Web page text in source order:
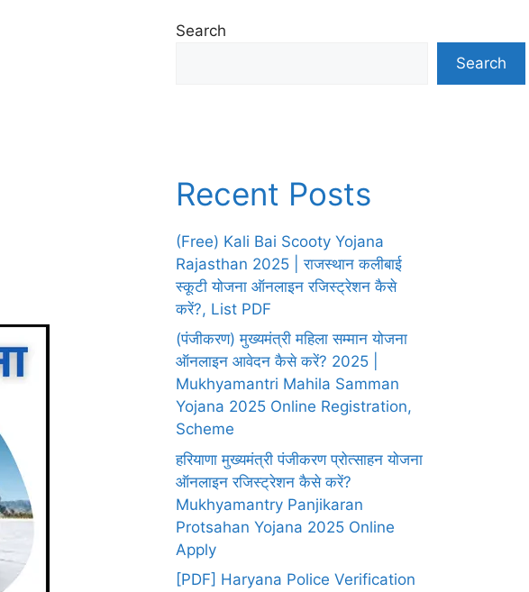
Search
Search
Recent Posts
(Free) Kali Bai Scooty Yojana
Rajasthan 2025 | राजस्थान कलीबाई
स्कूटी योजना ऑनलाइन रजिस्ट्रेशन कैसे
करें?, List PDF
(पंजीकरण) मुख्यमंत्री महिला सम्मान योजना
ऑनलाइन आवेदन कैसे करें? 2025 |
Mukhyamantri Mahila Samman
Yojana 2025 Online Registration,
Scheme
हरियाणा मुख्यमंत्री पंजीकरण प्रोत्साहन योजना
ऑनलाइन रजिस्ट्रेशन कैसे करें?
Mukhyamantry Panjikaran
Protsahan Yojana 2025 Online
Apply
[PDF] Haryana Police Verification